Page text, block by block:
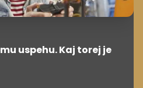
uspehu. Kaj torej je